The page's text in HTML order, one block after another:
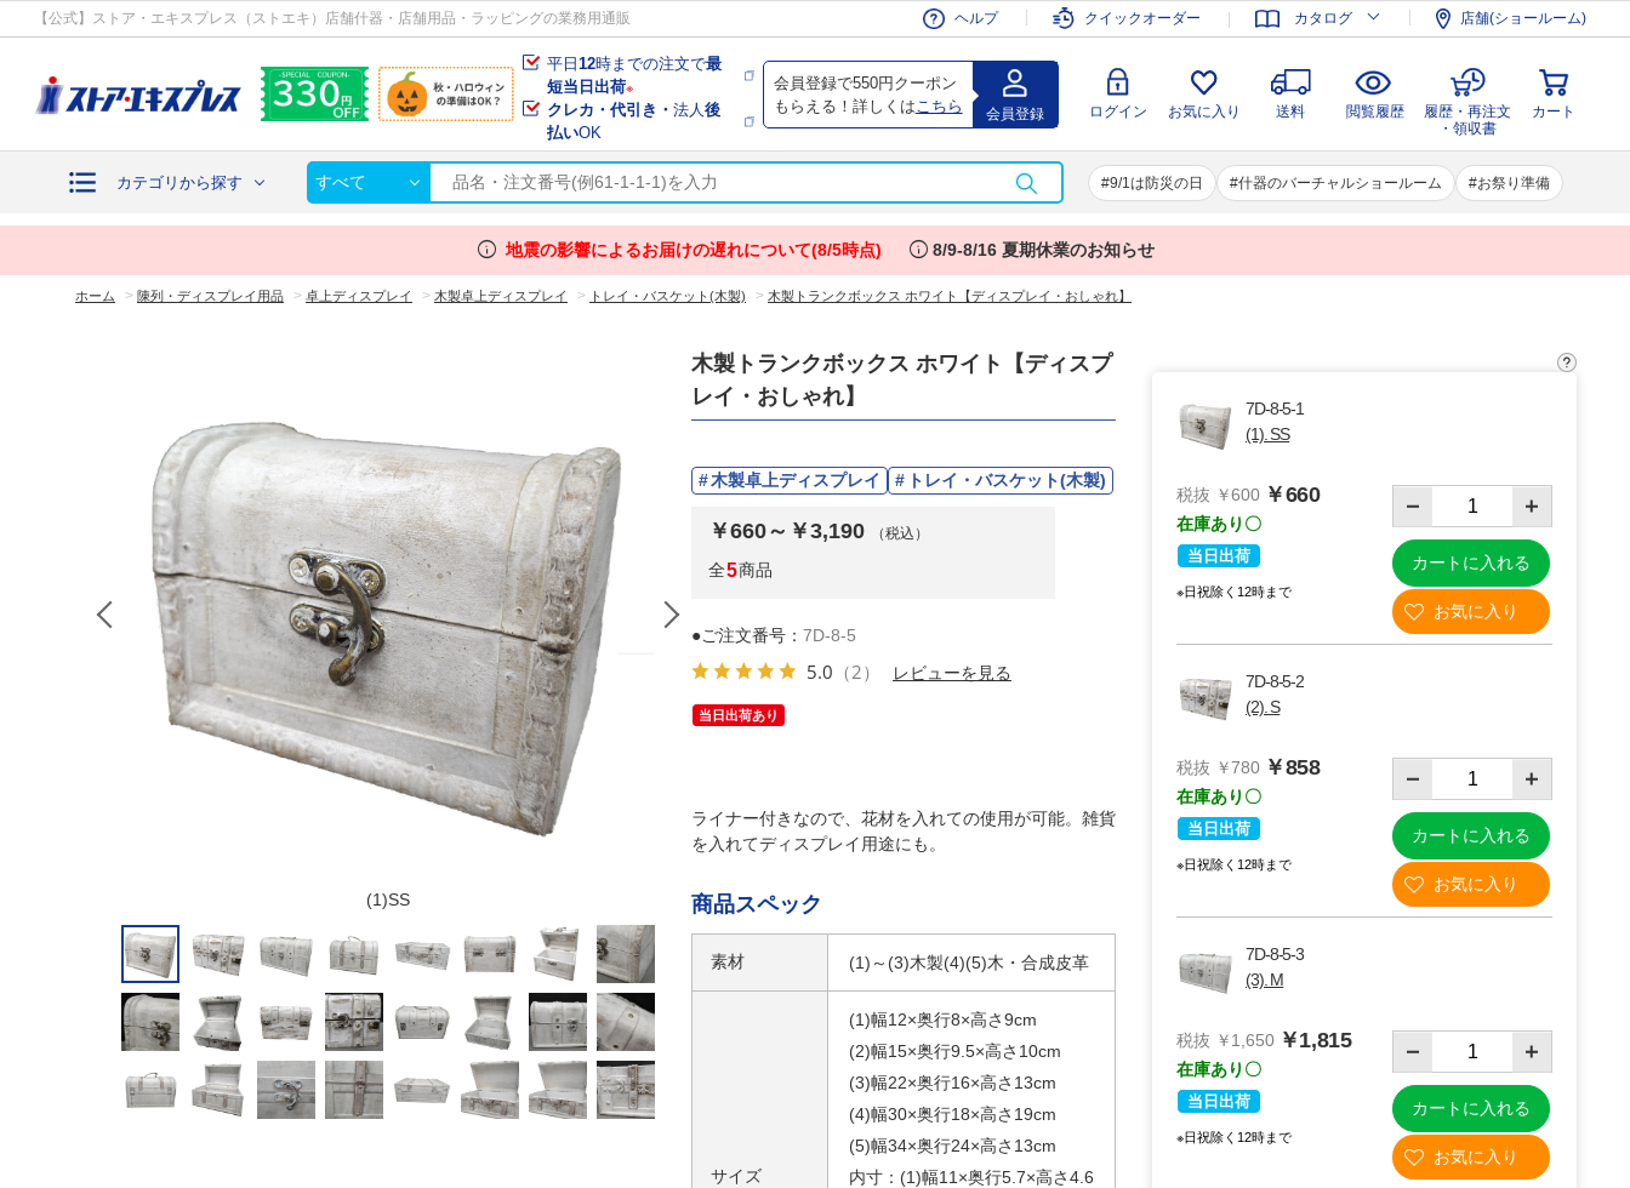
【公式】ストア・エキスプレス（ストエキ）店舗什器・店舗用品・ラッピングの業務用通販 ヘルプ クイックオーダー カタログ 店舗(ショールーム)
平日12時までの注文で最
短当日出荷※
クレカ・代引き・法人後
払いOK
会員登録で550円クーポン
もらえる！詳しくは こちら 会員登録 ログイン お気に入り 送料 閲覧履歴
履歴・再注文
・領収書
カート
カテゴリから探す すべて 9/1は防災の日 什器のバーチャルショールーム お祭り準備
会員登録 ログイン お気に入り 送料 閲覧履歴
履歴・再注文
・領収書
カート
info 地震の影響によるお届けの遅れについて(8/5時点) info 8/9-8/16 夏期休業のお知らせ
ホーム > 陳列・ディスプレイ用品 > 卓上ディスプレイ > 木製卓上ディスプレイ > トレイ・バスケット(木製) > 木製トランクボックス ホワイト【ディスプレイ・おしゃれ】
(1)SS
木製トランクボックス ホワイト【ディスプ
レイ・おしゃれ】
木製卓上ディスプレイ トレイ・バスケット(木製)
￥660～￥3,190 （税込）
全5商品
●ご注文番号： 7D-8-5
5.0 （2） レビューを見る
当日出荷あり
ライナー付きなので、花材を入れての使用が可能。雑貨
を入れてディスプレイ用途にも。
商品スペック
素材 (1)～(3)木製(4)(5)木・合成皮革
サイズ
(1)幅12×奥行8×高さ9cm
(2)幅15×奥行9.5×高さ10cm
(3)幅22×奥行16×高さ13cm
(4)幅30×奥行18×高さ19cm
(5)幅34×奥行24×高さ13cm
内寸：(1)幅11×奥行5.7×高さ4.6
7D-8-5-1
(1). SS
税抜 ￥600 ￥660
在庫あり〇
当日出荷
※日祝除く12時まで
カートに入れる
7D-8-5-2
(2). S
税抜 ￥780 ￥858
在庫あり〇
当日出荷
※日祝除く12時まで
カートに入れる
7D-8-5-3
(3). M
税抜 ￥1,650 ￥1,815
在庫あり〇
当日出荷
※日祝除く12時まで
カートに入れる